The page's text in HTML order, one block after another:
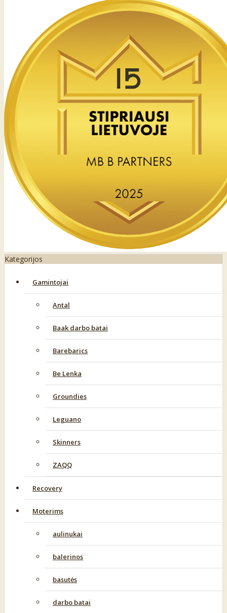
Kategorijos
Gamintojai
Antal
Baak darbo batai
Barebarics
Be Lenka
Groundies
Leguano
Skinners
ZAQQ
Recovery
Moterims
aulinukai
balerinos
basutės
darbo batai